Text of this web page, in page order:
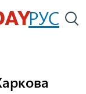
РУС